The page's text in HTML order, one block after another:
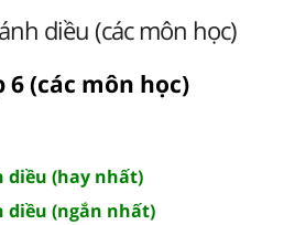
diều (các môn học)
6 (các môn học)
diều (hay nhất)
diều (ngắn nhất)